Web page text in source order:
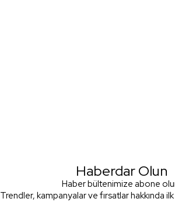
Haberdar Olun
Haber bültenimize abone
Trendler, kampanyalar ve fırsatlar hakkında